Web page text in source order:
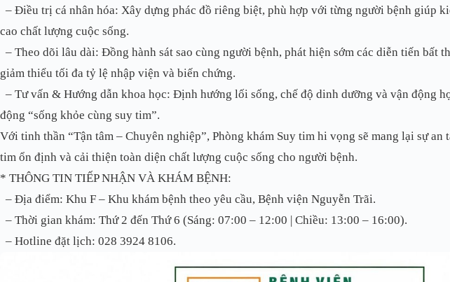
– Điều trị cá nhân hóa: Xây dựng phác đồ riêng biệt, phù hợp với từng người bệnh giúp
cao chất lượng cuộc sống.
– Theo dõi lâu dài: Đồng hành sát sao cùng người bệnh, phát hiện sớm các diễn tiến bất
giảm thiểu tối đa tỷ lệ nhập viện và biến chứng.
– Tư vấn & Hướng dẫn khoa học: Định hướng lối sống, chế độ dinh dưỡng và vận động
động “sống khỏe cùng suy tim”.
Với tinh thần “Tận tâm – Chuyên nghiệp”, Phòng khám Suy tim hi vọng sẽ mang lại sự an
tim ổn định và cải thiện toàn diện chất lượng cuộc sống cho người bệnh.
* THÔNG TIN TIẾP NHẬN VÀ KHÁM BỆNH:
– Địa điểm: Khu F – Khu khám bệnh theo yêu cầu, Bệnh viện Nguyễn Trãi.
– Thời gian khám: Thứ 2 đến Thứ 6 (Sáng: 07:00 – 12:00 | Chiều: 13:00 – 16:00).
– Hotline đặt lịch: 028 3924 8106.